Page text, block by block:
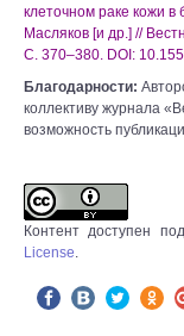
клеточном раке кожи
Масляков [и др.] //
С. 370–380. DOI:
Благодарности:
коллективу журнала
возможность
Контент доступен
License.